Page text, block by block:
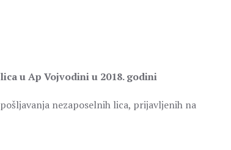
u Ap Vojvodini u 2018. godini
nezaposelnih lica, prijavljenih na